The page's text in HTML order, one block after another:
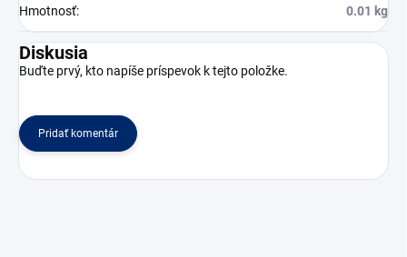
Hmotnosť: 0.01 kg
Diskusia
Buďte prvý, kto napíše príspevok k tejto položke.
Pridať komentár